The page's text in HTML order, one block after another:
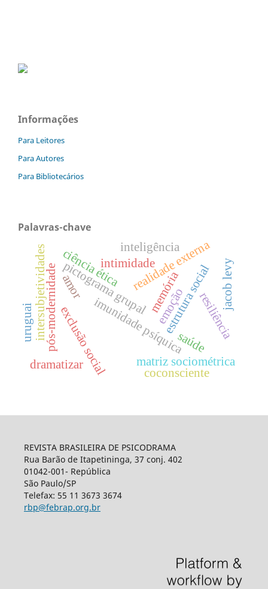
Informações
Para Leitores
Para Autores
Para Bibliotecários
Palavras-chave
exclusão socialimunidade psíquica
pictograma grupal
dramatizar matriz sociométrica
realidade externa
estrutura social
amor
intimidade
pós-modernidade resiliência
saúde
intersubjetividades
coconsciente
ciência ética
uruguai
memória
emoção jacob levy
inteligência
REVISTA BRASILEIRA DE PSICODRAMA
Rua Barão de Itapetininga, 37 conj. 402
01042-001- República
São Paulo/SP
Telefax: 55 11 3673 3674
rbp@febrap.org.br